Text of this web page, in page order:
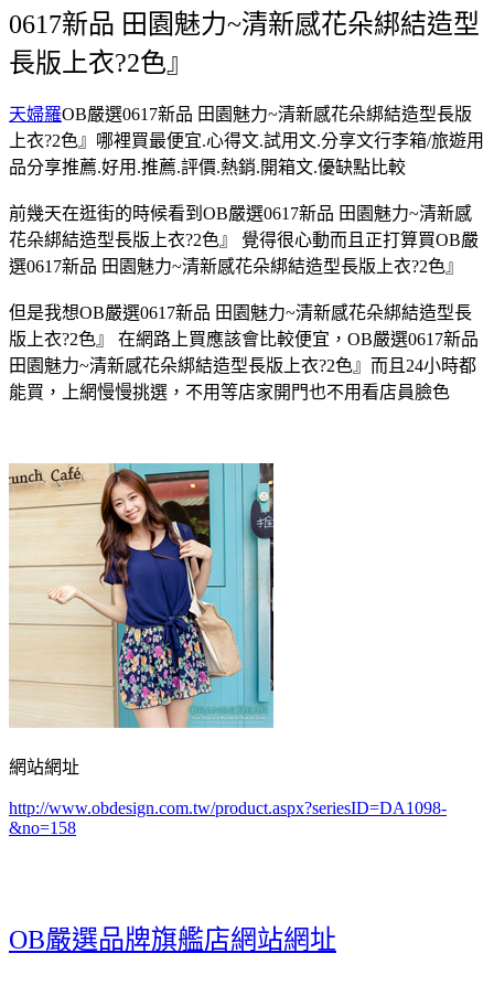
0617新品 田園魅力~清新感花朵綁結造型
長版上衣?2色』
天婦羅OB嚴選0617新品 田園魅力~清新感花朵綁結造型長版
上衣?2色』哪裡買最便宜.心得文.試用文.分享文行李箱/旅遊用
品分享推薦.好用.推薦.評價.熱銷.開箱文.優缺點比較
前幾天在逛街的時候看到OB嚴選0617新品 田園魅力~清新感
花朵綁結造型長版上衣?2色』 覺得很心動而且正打算買OB嚴
選0617新品 田園魅力~清新感花朵綁結造型長版上衣?2色』
但是我想OB嚴選0617新品 田園魅力~清新感花朵綁結造型長
版上衣?2色』 在網路上買應該會比較便宜，OB嚴選0617新品
田園魅力~清新感花朵綁結造型長版上衣?2色』而且24小時都
能買，上網慢慢挑選，不用等店家開門也不用看店員臉色
網站網址
http://www.obdesign.com.tw/product.aspx?seriesID=DA1098-
&no=158
OB嚴選品牌旗艦店網站網址